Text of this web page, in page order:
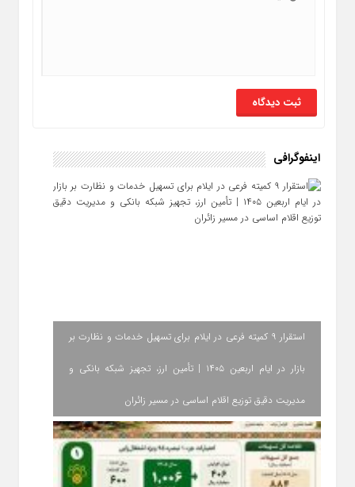
اینفوگرافی
استقرار ۹ کمیته فرعی در ایلام برای تسهیل خدمات و نظارت بر
بازار در ایام اربعین ۱۴۰۵ | تأمین ارز، تجهیز شبکه بانکی و
مدیریت دقیق توزیع اقلام اساسی در مسیر زائران